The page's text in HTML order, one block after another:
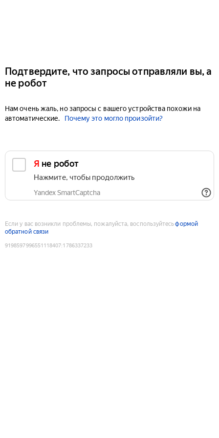
Подтвердите, что запросы отправляли вы, а
не робот
Нам очень жаль, но запросы с вашего устройства похожи на
автоматические.
Почему это могло произойти?
Я не робот
Нажмите, чтобы продолжить
Yandex SmartCaptcha
Если у вас возникли проблемы, пожалуйста, воспользуйтесьформой
обратной связи
9198597996551118407:1786337233